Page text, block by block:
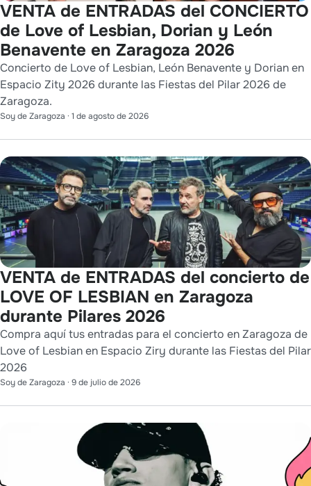
VENTA de ENTRADAS del CONCIERTO
de Love of Lesbian, Dorian y León
Benavente en Zaragoza 2026
Concierto de Love of Lesbian, León Benavente y Dorian en
Espacio Zity 2026 durante las Fiestas del Pilar 2026 de
Zaragoza.
Soy de Zaragoza · 1 de agosto de 2026
VENTA de ENTRADAS del concierto de
LOVE OF LESBIAN en Zaragoza
durante Pilares 2026
Compra aquí tus entradas para el concierto en Zaragoza de
Love of Lesbian en Espacio Ziry durante las Fiestas del Pilar
2026
Soy de Zaragoza · 9 de julio de 2026